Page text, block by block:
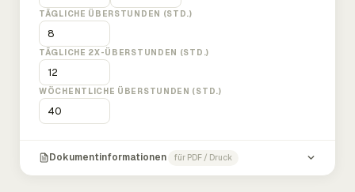
TÄGLICHE ÜBERSTUNDEN (STD.)
TÄGLICHE 2X-ÜBERSTUNDEN (STD.)
WÖCHENTLICHE ÜBERSTUNDEN (STD.)
Dokumentinformationen für PDF / Druck